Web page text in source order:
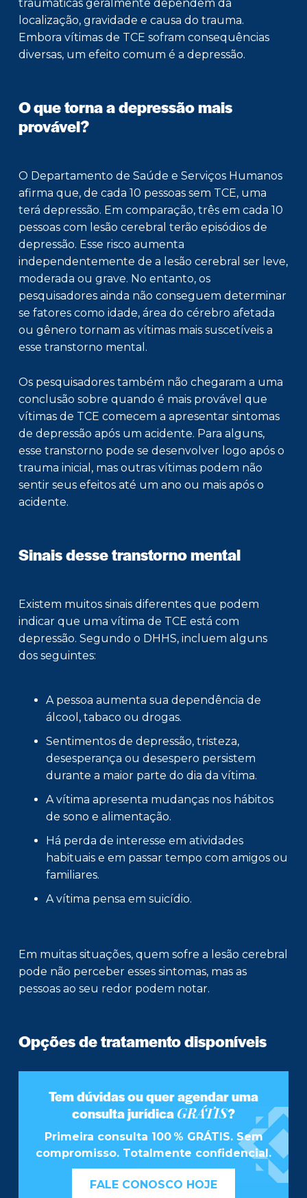
traumáticas geralmente dependem da
localização, gravidade e causa do trauma.
Embora vítimas de TCE sofram consequências
diversas, um efeito comum é a depressão.
O que torna a depressão mais
provável?
O Departamento de Saúde e Serviços Humanos
afirma que, de cada 10 pessoas sem TCE, uma
terá depressão. Em comparação, três em cada 10
pessoas com lesão cerebral terão episódios de
depressão. Esse risco aumenta
independentemente de a lesão cerebral ser leve,
moderada ou grave. No entanto, os
pesquisadores ainda não conseguem determinar
se fatores como idade, área do cérebro afetada
ou gênero tornam as vítimas mais suscetíveis a
esse transtorno mental.
Os pesquisadores também não chegaram a uma
conclusão sobre quando é mais provável que
vítimas de TCE comecem a apresentar sintomas
de depressão após um acidente. Para alguns,
esse transtorno pode se desenvolver logo após o
trauma inicial, mas outras vítimas podem não
sentir seus efeitos até um ano ou mais após o
acidente.
Sinais desse transtorno mental
Existem muitos sinais diferentes que podem
indicar que uma vítima de TCE está com
depressão. Segundo o DHHS, incluem alguns
dos seguintes:
A pessoa aumenta sua dependência de
álcool, tabaco ou drogas.
Sentimentos de depressão, tristeza,
desesperança ou desespero persistem
durante a maior parte do dia da vítima.
A vítima apresenta mudanças nos hábitos
de sono e alimentação.
Há perda de interesse em atividades
habituais e em passar tempo com amigos ou
familiares.
A vítima pensa em suicídio.
Em muitas situações, quem sofre a lesão cerebral
pode não perceber esses sintomas, mas as
pessoas ao seu redor podem notar.
Opções de tratamento disponíveis
Tem dúvidas ou quer agendar uma
consulta jurídicaGRÁTIS?
Primeira consulta 100 % GRÁTIS. Sem
compromisso. Totalmente confidencial.
FALE CONOSCO HOJE